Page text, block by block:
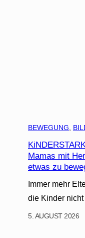
BEWEGUNG
Mamas mit
etwas zu
Immer mehr
die Kinder
5. AUGUST 2026